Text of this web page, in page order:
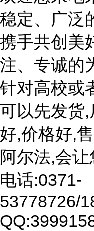
稳定、广泛
携手共创美
注、专诚的
针对高校或
可以先发货
好,价格好,
阿尔法,会
电话:0371-
53778726/